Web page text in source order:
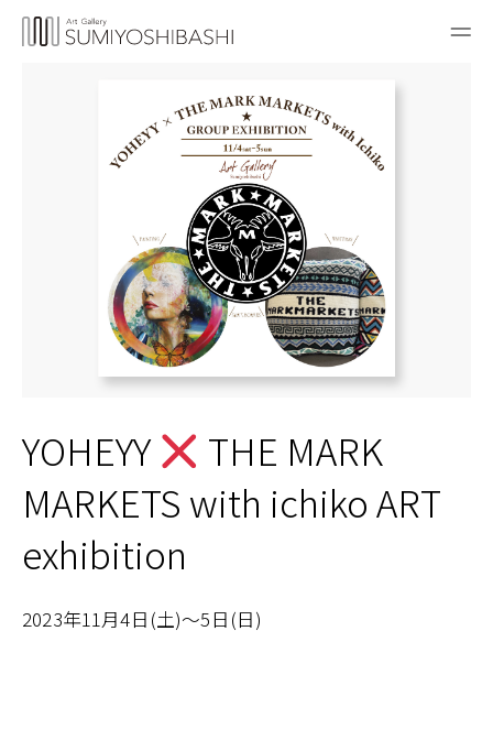
YOHEYY
THE MARK
MARKETS with ichiko ART
exhibition
2023年11月4日(土)〜5日(日)